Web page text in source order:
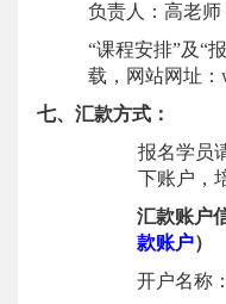
负责人：高老师
“课程安排”及“
载， 网站网址 ：
七、汇款方式：
报名学员
下账户，
汇款账户
款账户）
开户名称